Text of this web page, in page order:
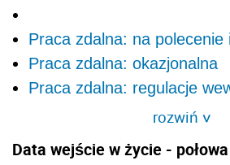
Praca zdalna: na polecenie
Praca zdalna: okazjonalna
Praca zdalna: regulacje
rozwiń>
Data wejście w życie -